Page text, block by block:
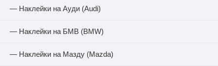
— Наклейки на Ауди (Audi)
— Наклейки на БМВ (BMW)
— Наклейки на Мазду (Mazda)